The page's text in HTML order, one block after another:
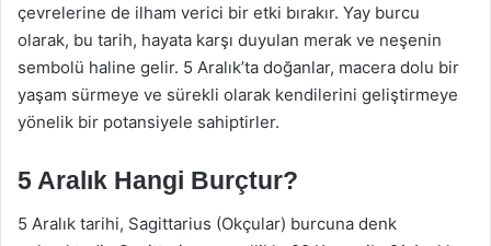
çevrelerine de ilham verici bir etki bırakır. Yay burcu
olarak, bu tarih, hayata karşı duyulan merak ve neşenin
sembolü haline gelir. 5 Aralık’ta doğanlar, macera dolu bir
yaşam sürmeye ve sürekli olarak kendilerini geliştirmeye
yönelik bir potansiyele sahiptirler.
5 Aralık Hangi Burçtur?
5 Aralık tarihi, Sagittarius (Okçular) burcuna denk